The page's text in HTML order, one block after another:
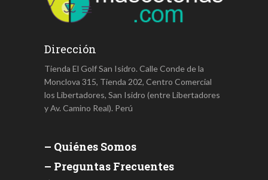
Dirección
Tienda El Golf San Isidro. Calle Conde de la
Monclova 315, Tienda 202, Centro Comercial
los Libertadores, San Isidro (entre Libertadores
y Av. Camino Real). Perú
– Quiénes Somos
– Preguntas Frecuentes